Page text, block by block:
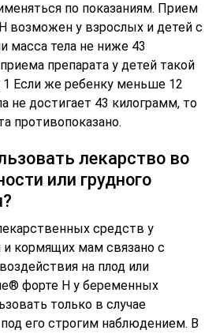
по показаниям. Прием
возможен у взрослых и детей с
масса тела не ниже 43
препарата у детей такой
1 Если же ребенку меньше 12
не достигает 43 килограмм, то
противопоказано.
лекарство во
или грудного
средств у
кормящих мам связано с
на плод или
форте Н у беременных
только в случае
его строгим наблюдением. В